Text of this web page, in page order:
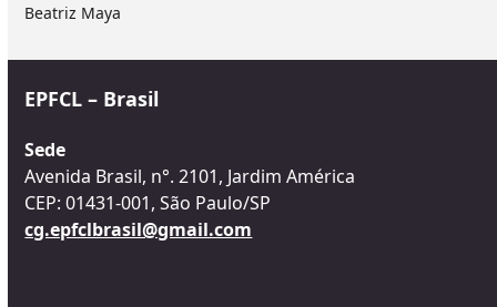
Beatriz Maya
EPFCL – Brasil
Sede
Avenida Brasil, n°. 2101, Jardim América
CEP: 01431-001, São Paulo/SP
cg.epfclbrasil@gmail.com